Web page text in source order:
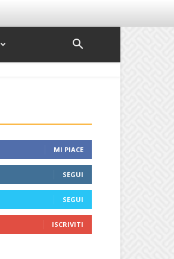
MI PIACE
SEGUI
SEGUI
ISCRIVITI